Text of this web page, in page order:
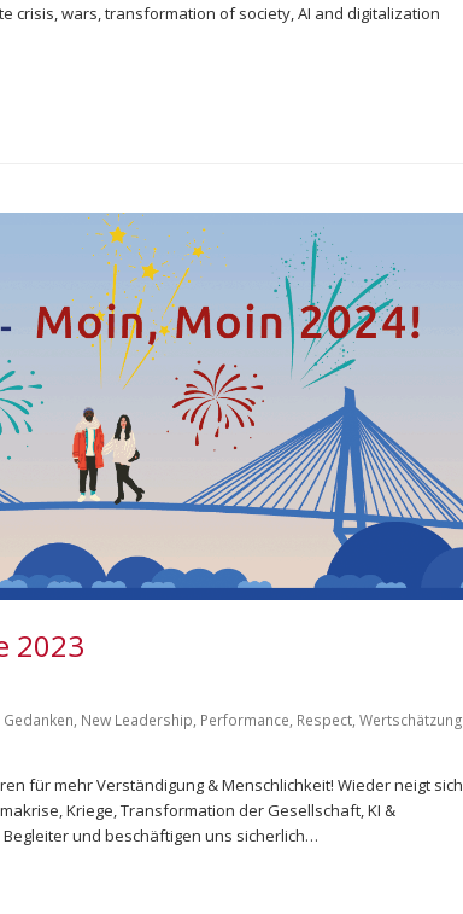
crisis, wars, transformation of society, AI and digitalization
2023
Gedanken, New Leadership, Performance, Respect, Wertschätzung
für mehr Verständigung & Menschlichkeit! Wieder neigt sich
Kriege, Transformation der Gesellschaft, KI &
und beschäftigen uns sicherlich…